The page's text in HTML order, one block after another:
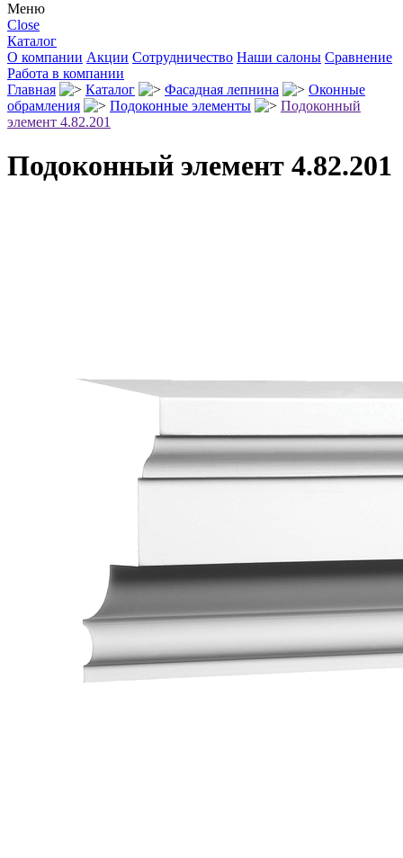
Меню
Close
Каталог
О компании Акции Сотрудничество Наши салоны Сравнение
Работа в компании
Главная
Каталог Фасадная лепнина
Оконные
обрамления
Подоконные элементы
Подоконный
элемент 4.82.201
Подоконный элемент 4.82.201